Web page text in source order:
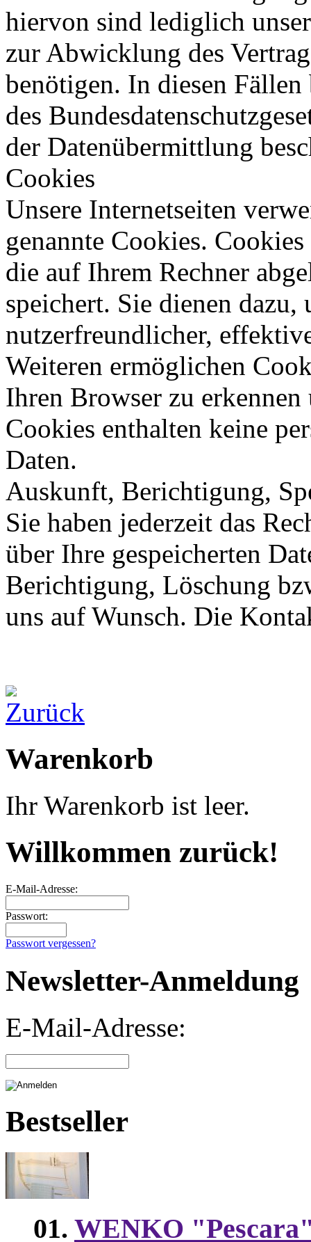
hiervon sind lediglich
zur Abwicklung des
benötigen. In diesen
des
der Datenübermittlung
Cookies
Unsere Internetseiten
genannte Cookies.
die auf Ihrem Rechner
speichert. Sie dienen dazu,
nutzerfreundlicher,
Weiteren ermöglichen
Ihren Browser zu
Cookies enthalten keine
Daten.
Auskunft, Berichtigung,
Sie haben jederzeit das
über Ihre gespeicherten
Berichtigung, Löschung
uns auf Wunsch. Die
Warenkorb
Ihr Warenkorb ist leer.
Willkommen zurück!
E-Mail-Adresse:
Passwort:
Passwort vergessen?
Newsletter-Anmeldung
E-Mail-Adresse:
Bestseller
01. WENKO